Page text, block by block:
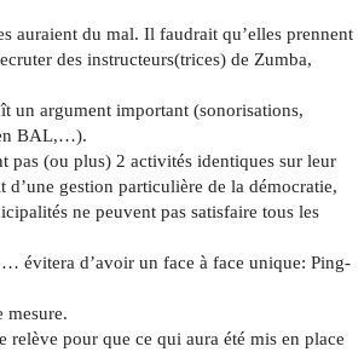
auraient du mal. Il faudrait qu’elles prennent
des instructeurs(trices) de Zumba,
un argument important (sonorisations,
BAL,…).
pas (ou plus) 2 activités identiques sur leur
gestion particulière de la démocratie,
ne peuvent pas satisfaire tous les
évitera d’avoir un face à face unique: Ping-
mesure.
relève pour que ce qui aura été mis en place